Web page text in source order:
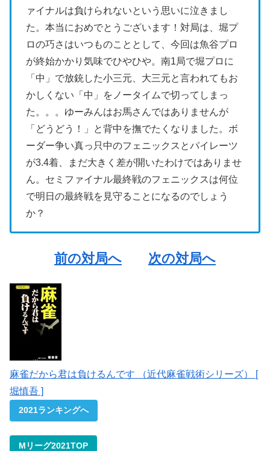
ァイナルは負けられないという思いに泣きまし
た。本当におめでとうございます！対局は、堀プ
ロの巧さはいつものこととして、今回は魚谷プロ
が終始かかり気味でひやひや。南1局で堀プロに
「中」で放銃した小三元、大三元と言われてもお
かしくない「中」をノータイムで切ってしまっ
た。。。ゆーみんはお馬さんではありませんが
「どうどう！」と背中を撫でたくなりました。ボ
ーダー争い真っ只中のフェニックスとパイレーツ
が3.4着、まだ大きく差が開いたわけではありませ
ん。セミファイナル最終戦のフェニックスは何位
で明日の最終戦を見守ることになるのでしょう
か？
前の対局へ 次の対局へ
麻雀だから君は負けるんです （近代麻雀戦術シリーズ） [
堀慎吾 ]
2021ランキングへ
Mリーグ2021TOP